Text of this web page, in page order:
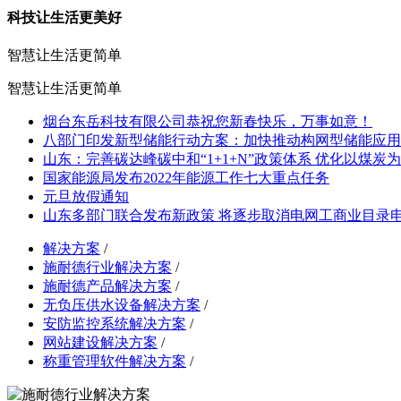
科技让生活更美好
智慧让生活更简单
智慧让生活更简单
烟台东岳科技有限公司恭祝您新春快乐，万事如意！
八部门印发新型储能行动方案：加快推动构网型储能应用
山东：完善碳达峰碳中和“1+1+N”政策体系 优化以煤炭
国家能源局发布2022年能源工作七大重点任务
元旦放假通知
山东多部门联合发布新政策 将逐步取消电网工商业目录
解决方案 /
施耐德行业解决方案 /
施耐德产品解决方案 /
无负压供水设备解决方案 /
安防监控系统解决方案 /
网站建设解决方案 /
称重管理软件解决方案 /